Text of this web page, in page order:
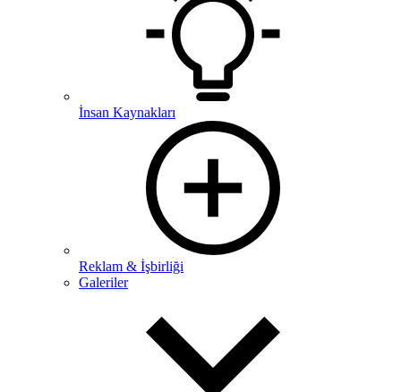
İnsan Kaynakları
Reklam & İşbirliği
Galeriler